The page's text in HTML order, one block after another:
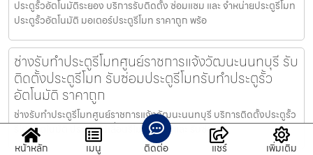
ประตูรั้วอัตโนมัติระยอง บริการรับติดตั้ง ซ่อมแซม และ จำหน่ายประตูรีโมท
ประตูรั้วอัตโนมัติ มอเตอร์ประตูรีโมท ราคาถูก พร้อ
ช่างรับทำประตูรีโมทศูนย์ราชการแจ้งวัฒนะนนทบุรี รับ
ติดตั้งประตูรีโมท รับซ่อมประตูรีโมทรับทำประตูรั้ว
อัตโนมัติ ราคาถูก
ช่างรับทำประตูรีโมทศูนย์ราชการแจ้งวัฒนะนนทบุรี บริการติดตั้งประตูรั้ว
รีโมทอัตโนมัติ ประตูบานเลื่อนรีโมท รับทำ และ รับซ่อ
หน้าหลัก
เมนู ติดต่อ แชร์ เพิ่มเติม